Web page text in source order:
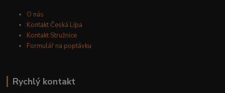
O nás
Kontakt Česká Lípa
Kontakt Stružnice
Formulář na poptávku
Rychlý kontakt